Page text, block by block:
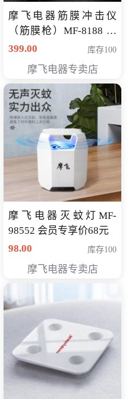
摩飞电器筋膜冲击仪
（筋膜枪）MF-8188 会
员专享价268元
399.00 库存100
摩飞电器专卖店
摩飞电器灭蚊灯MF-
98552 会员专享价68元
98.00
库存100
摩飞电器专卖店